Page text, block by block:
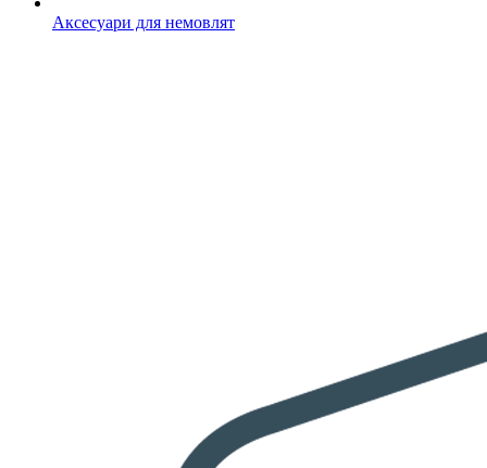
Аксесуари для немовлят